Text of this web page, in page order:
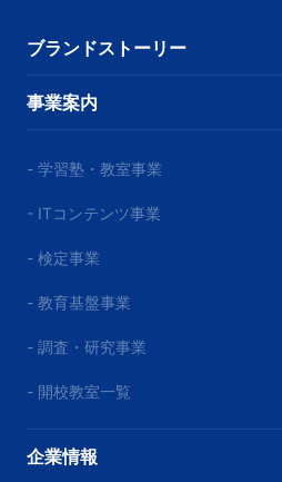
ブランドストーリー
事業案内
- 学習塾・教室事業
- ITコンテンツ事業
- 検定事業
- 教育基盤事業
- 調査・研究事業
- 開校教室一覧
企業情報